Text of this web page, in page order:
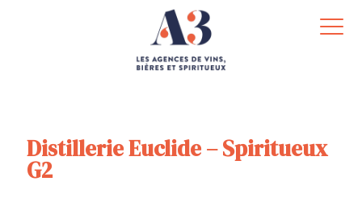
Distillerie Euclide – Spiritueux
G2